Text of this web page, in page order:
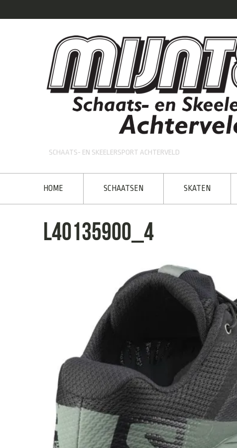
SCHAATS- EN SKEELERSPORT ACHTERVELD
HOME SCHAATSEN SKATEN
L40135900_4